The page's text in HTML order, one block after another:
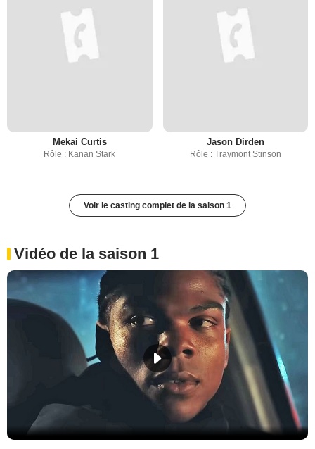
Mekai Curtis
Rôle : Kanan Stark
Jason Dirden
Rôle : Traymont Stinson
Voir le casting complet de la saison 1
Vidéo de la saison 1